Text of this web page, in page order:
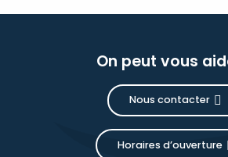
On peut vous
Nous contacter
Horaires d’ouverture